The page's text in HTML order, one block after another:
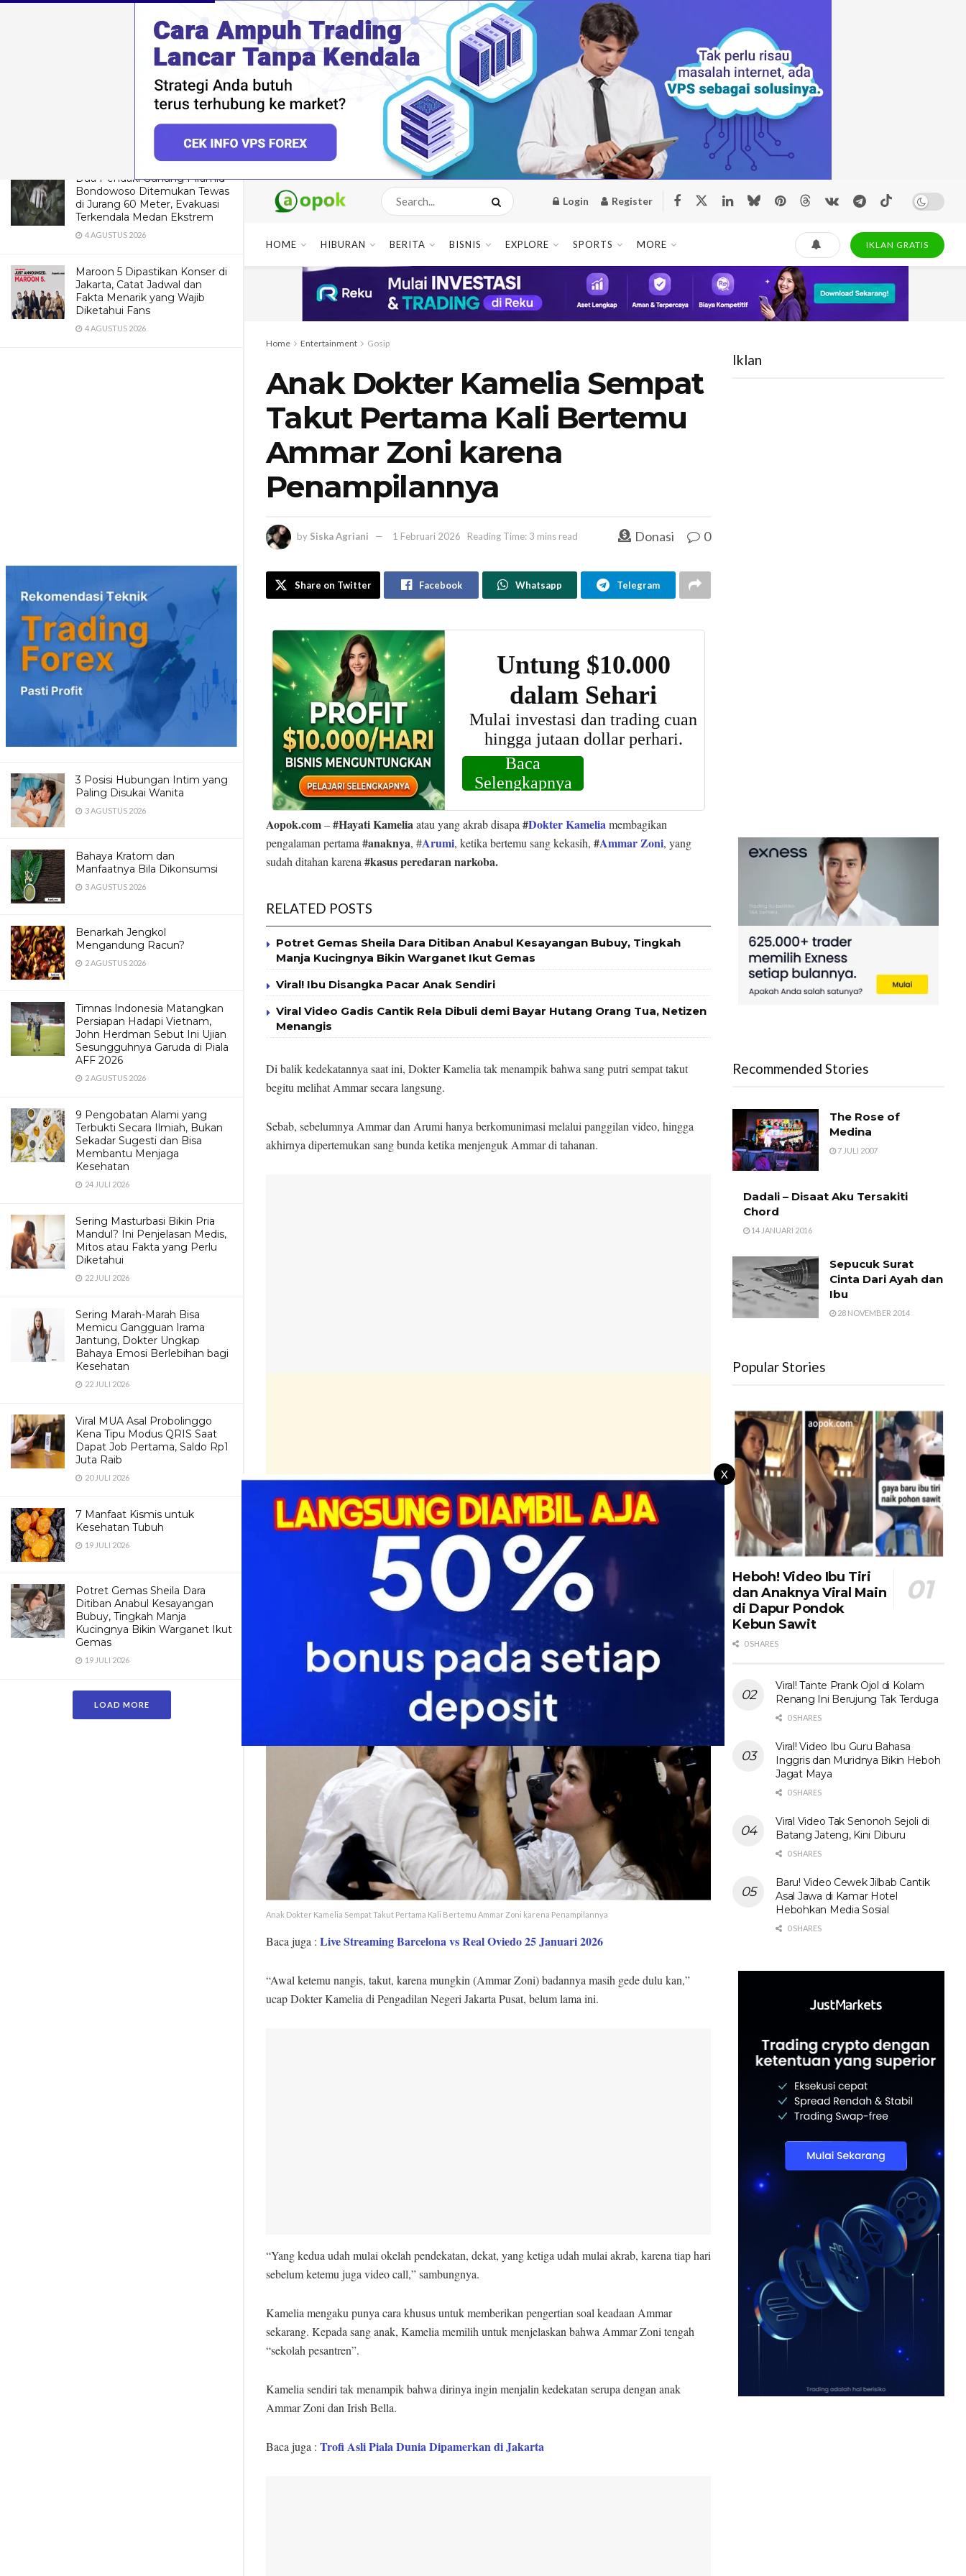
Anak Dokter Kamelia Sempat
Takut Pertama Kali Bertemu
Dua Pendaki Gunung Piramid
Bondowoso Ditemukan Tewas
di Jurang 60 Meter, Evakuasi
Terkendala Medan Ekstrem
4 AGUSTUS 2026
Maroon 5 Dipastikan Konser di
Jakarta, Catat Jadwal dan
Fakta Menarik yang Wajib
Diketahui Fans
4 AGUSTUS 2026
3 Posisi Hubungan Intim yang
Paling Disukai Wanita
3 AGUSTUS 2026
Bahaya Kratom dan
Manfaatnya Bila Dikonsumsi
3 AGUSTUS 2026
Benarkah Jengkol
Mengandung Racun?
2 AGUSTUS 2026
Timnas Indonesia Matangkan
Persiapan Hadapi Vietnam,
John Herdman Sebut Ini Ujian
Sesungguhnya Garuda di Piala
AFF 2026
2 AGUSTUS 2026
9 Pengobatan Alami yang
Terbukti Secara Ilmiah, Bukan
Sekadar Sugesti dan Bisa
Membantu Menjaga
Kesehatan
24 JULI 2026
Sering Masturbasi Bikin Pria
Mandul? Ini Penjelasan Medis,
Mitos atau Fakta yang Perlu
Diketahui
22 JULI 2026
Sering Marah-Marah Bisa
Memicu Gangguan Irama
Jantung, Dokter Ungkap
Bahaya Emosi Berlebihan bagi
Kesehatan
22 JULI 2026
Viral MUA Asal Probolinggo
Kena Tipu Modus QRIS Saat
Dapat Job Pertama, Saldo Rp1
Juta Raib
20 JULI 2026
7 Manfaat Kismis untuk
Kesehatan Tubuh
19 JULI 2026
Potret Gemas Sheila Dara
Ditiban Anabul Kesayangan
Bubuy, Tingkah Manja
Kucingnya Bikin Warganet Ikut
Gemas
19 JULI 2026
LOAD MORE
X
Login Register
HOME HIBURAN BERITA BISNIS EXPLORE SPORTS MORE IKLAN GRATIS
Home Entertainment Gosip
Anak Dokter Kamelia Sempat
Takut Pertama Kali Bertemu
Ammar Zoni karena
Penampilannya
by Siska Agriani 1 Februari 2026 Reading Time: 3 mins read Donasi 0
Share on Twitter Facebook Whatsapp Telegram
Aopok.com–#Hayati Kameliaatau yang akrab disapa #Dokter Kameliamembagikan
pengalaman pertama #anaknya, #Arumi, ketika bertemu sang kekasih, #Ammar Zoni, yang
sudah ditahan karena #kasus peredaran narkoba.
RELATED POSTS
Potret Gemas Sheila Dara Ditiban Anabul Kesayangan Bubuy, Tingkah
Manja Kucingnya Bikin Warganet Ikut Gemas
Viral! Ibu Disangka Pacar Anak Sendiri
Viral Video Gadis Cantik Rela Dibuli demi Bayar Hutang Orang Tua, Netizen
Menangis
Di balik kedekatannya saat ini, Dokter Kamelia tak menampik bahwa sang putri sempat takut
begitu melihat Ammar secara langsung.
Sebab, sebelumnya Ammar dan Arumi hanya berkomunimasi melalui panggilan video, hingga
akhirnya dipertemukan sang bunda ketika menjenguk Ammar di tahanan.
Belajar dari Sistem Ramadhan
Anak Dokter Kamelia Sempat Takut Pertama Kali Bertemu Ammar Zoni karena Penampilannya
Baca juga : Live Streaming Barcelona vs Real Oviedo 25 Januari 2026
“Awal ketemu nangis, takut, karena mungkin (Ammar Zoni) badannya masih gede dulu kan,”
ucap Dokter Kamelia di Pengadilan Negeri Jakarta Pusat, belum lama ini.
“Yang kedua udah mulai okelah pendekatan, dekat, yang ketiga udah mulai akrab, karena tiap hari
sebelum ketemu juga video call,” sambungnya.
Kamelia mengaku punya cara khusus untuk memberikan pengertian soal keadaan Ammar
sekarang. Kepada sang anak, Kamelia memilih untuk menjelaskan bahwa Ammar Zoni tengah
“sekolah pesantren”.
Kamelia sendiri tak menampik bahwa dirinya ingin menjalin kedekatan serupa dengan anak
Ammar Zoni dan Irish Bella.
Baca juga : Trofi Asli Piala Dunia Dipamerkan di Jakarta
Iklan
Recommended Stories
The Rose of
Medina
7 JULI 2007
Dadali – Disaat Aku Tersakiti
Chord
14 JANUARI 2016
Sepucuk Surat
Cinta Dari Ayah dan
Ibu
28 NOVEMBER 2014
Popular Stories
Heboh! Video Ibu Tiri
dan Anaknya Viral Main
di Dapur Pondok
Kebun Sawit
0 SHARES
Viral! Tante Prank Ojol di Kolam
Renang Ini Berujung Tak Terduga
0 SHARES
Viral! Video Ibu Guru Bahasa
Inggris dan Muridnya Bikin Heboh
Jagat Maya
0 SHARES
Viral Video Tak Senonoh Sejoli di
Batang Jateng, Kini Diburu
0 SHARES
Baru! Video Cewek Jilbab Cantik
Asal Jawa di Kamar Hotel
Hebohkan Media Sosial
0 SHARES